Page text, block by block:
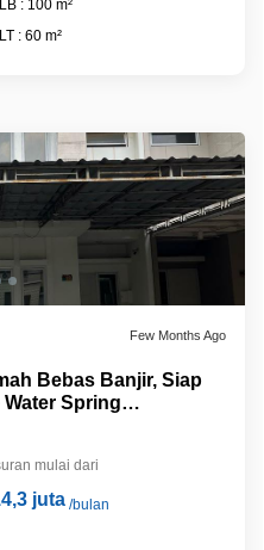
LB : 100 m²
LT : 60 m²
Few Months Ago
Bebas Banjir, Siap
Spring
mulai dari
juta/bulan